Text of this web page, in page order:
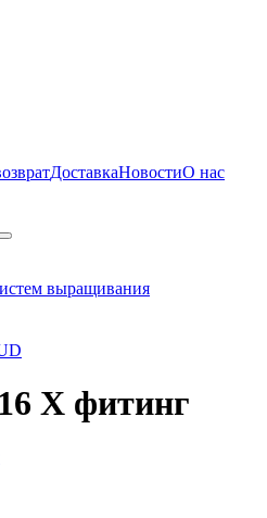
ДоставкаНовостиО нас
выращивания
Х фитинг